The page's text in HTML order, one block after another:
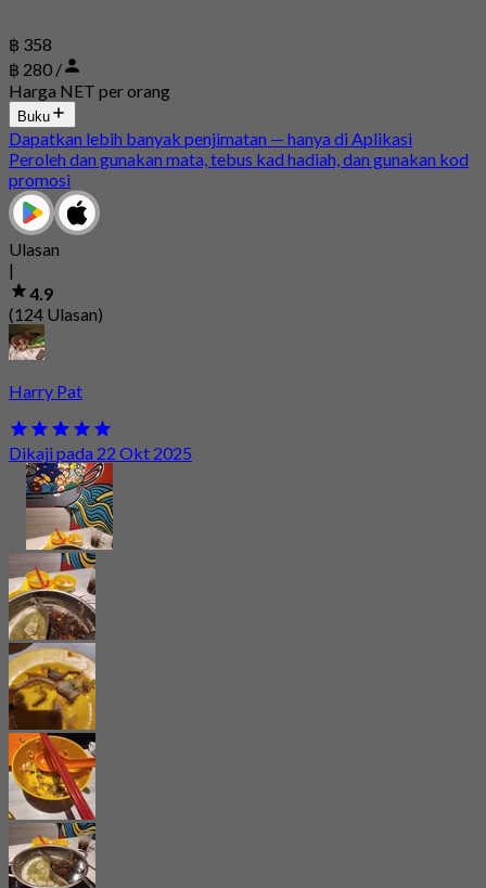
฿ 358
฿ 280 /
Harga NET per orang
Buku
Dapatkan lebih banyak penjimatan — hanya di Aplikasi
Peroleh dan gunakan mata, tebus kad hadiah, dan gunakan kod
promosi
Ulasan
|
4.9
(124 Ulasan)
Harry Pat
Dikaji pada 22 Okt 2025